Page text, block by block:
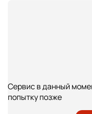
Сервис в данный
попытку позже